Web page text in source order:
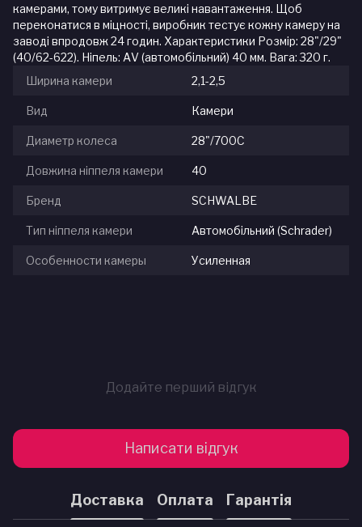
камерами, тому витримує великі навантаження. Щоб
переконатися в міцності, виробник тестує кожну камеру на
заводі впродовж 24 годин. Характеристики Розмір: 28"/29"
(40/62-622). Ніпель: АV (автомобільний) 40 мм. Вага: 320 г.
Ширина камери
2,1-2,5
Вид Камери
Диаметр колеса 28"/700С
Довжина ніппеля камери 40
Бренд SCHWALBE
Тип ніппеля камери Автомобільний (Schrader)
Особенности камеры Усиленная
Додайте перший відгук
Написати відгук
Доставка Оплата Гарантія